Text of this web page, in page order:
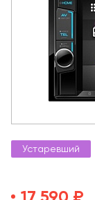
Устаревший